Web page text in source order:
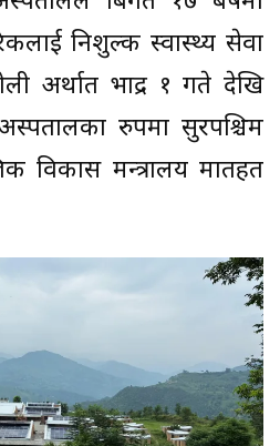
निशुल्क स्वास्थ्य सेवा
अर्थात भाद्र १ गते देखि
रुपमा सुदूरपश्चिम
विकास मन्त्रालय मातहत